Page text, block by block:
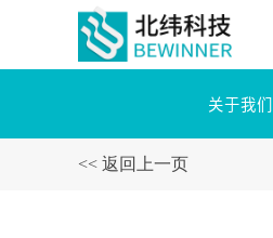
关于我们
<< 返回上一页